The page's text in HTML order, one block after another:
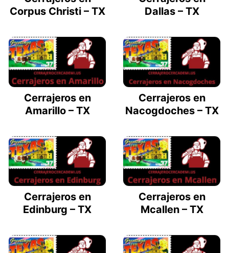
Corpus Christi – TX
Dallas – TX
Cerrajeros en
Amarillo – TX
Cerrajeros en
Nacogdoches – TX
Cerrajeros en
Edinburg – TX
Cerrajeros en
Mcallen – TX